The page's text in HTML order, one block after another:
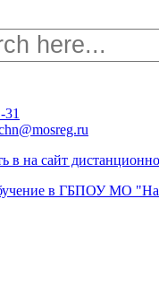
31
в на сайт
в ГБПОУ МО